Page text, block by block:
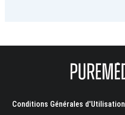
Conditions Générales d'Utilisation